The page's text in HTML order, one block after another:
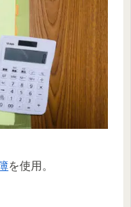
を使用。